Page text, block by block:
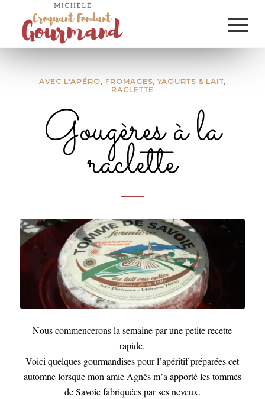
AVEC L'APÉRO, FROMAGES, YAOURTS & LAIT,
RACLETTE
Gougères à la
raclette
Nous commencerons la semaine par une petite recette
rapide.
Voici quelques gourmandises pour l’apéritif préparées cet
automne lorsque mon amie Agnès m’a apporté les tommes
de Savoie fabriquées par ses neveux.